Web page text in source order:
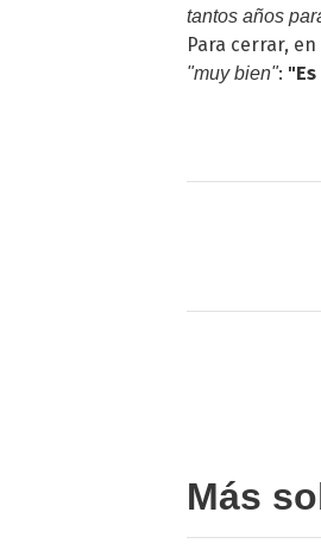
tantos años
Para cerrar,
"muy bien":
Más